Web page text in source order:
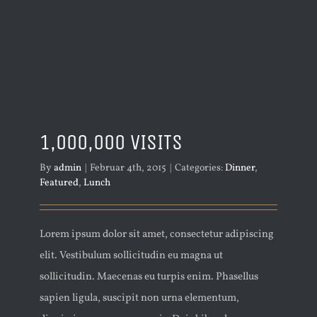
1,000,000 VISITS
By admin | Februar 4th, 2015 | Categories: Dinner,
Featured, Lunch
Lorem ipsum dolor sit amet, consectetur adipiscing
elit. Vestibulum sollicitudin eu magna ut
sollicitudin. Maecenas eu turpis enim. Phasellus
sapien ligula, suscipit non urna elementum,